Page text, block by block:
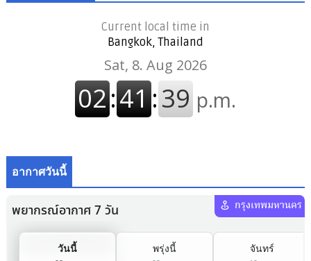
Current local time in
Bangkok, Thailand
อากาศวันนี้